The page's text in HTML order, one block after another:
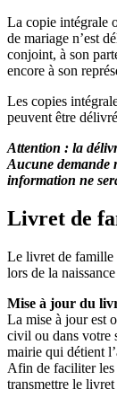
La copie intégrale
de mariage n’est
conjoint, à son
encore à son
Les copies
peuvent être
Attention : la
Aucune demande
information ne
Livret de
Le livret de famille
lors de la
Mise à jour du
La mise à jour est
civil ou dans votre
mairie qui détient
Afin de faciliter les
transmettre le